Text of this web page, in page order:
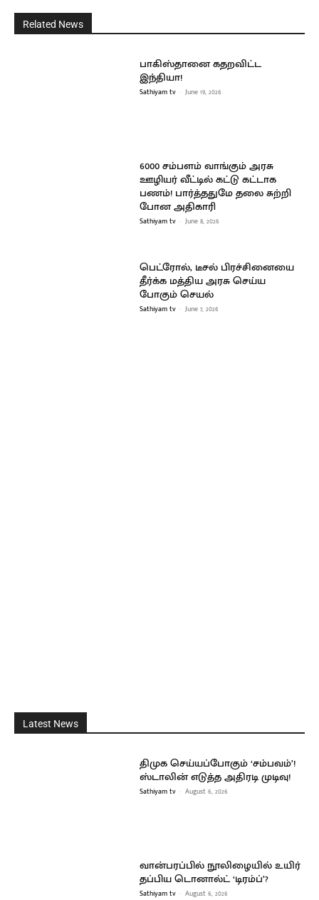
Related News
பாகிஸ்தானை கதறவிட்ட
இந்தியா!
Sathiyam tv - June 19, 2026
6000 சம்பளம் வாங்கும் அரசு
ஊழியர் வீட்டில் கட்டு கட்டாக
பணம்! பார்த்ததுமே தலை சுற்றி
போன அதிகாரி
Sathiyam tv - June 8, 2026
பெட்ரோல், டீசல் பிரச்சினையை
தீர்க்க மத்திய அரசு செய்ய
போகும் செயல்
Sathiyam tv - June 7, 2026
Latest News
திமுக செய்யப்போகும் ‘சம்பவம்’!
ஸ்டாலின் எடுத்த அதிரடி முடிவு!
Sathiyam tv - August 6, 2026
வான்பரப்பில் நூலிழையில் உயிர்
தப்பிய டொனால்ட் ‘டிரம்ப்’?
Sathiyam tv - August 6, 2026